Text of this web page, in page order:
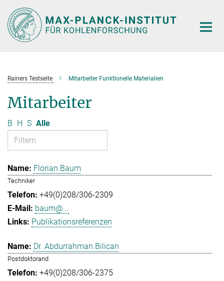
Hauptinhalt
Rainers Testseite Mitarbeiter Funktionelle Materialien
Mitarbeiter
B H S Alle
Florian Baum
Techniker
+49(0)208/306-2309
baum@...
Publikationsreferenzen
Dr. Abdurrahman Bilican
Postdoktorand
+49(0)208/306-2375